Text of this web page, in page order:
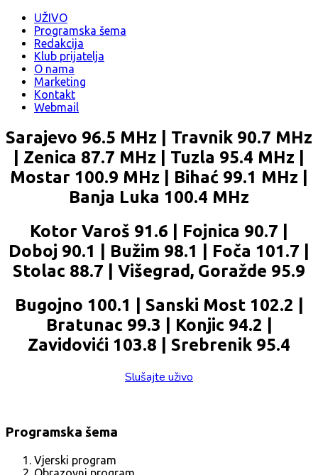
UŽIVO
Programska šema
Redakcija
Klub prijatelja
O nama
Marketing
Kontakt
Webmail
Sarajevo 96.5 MHz | Travnik 90.7 MHz
| Zenica 87.7 MHz | Tuzla 95.4 MHz |
Mostar 100.9 MHz | Bihać 99.1 MHz |
Banja Luka 100.4 MHz
Kotor Varoš 91.6 | Fojnica 90.7 |
Doboj 90.1 | Bužim 98.1 | Foča 101.7 |
Stolac 88.7 | Višegrad, Goražde 95.9
Bugojno 100.1 | Sanski Most 102.2 |
Bratunac 99.3 | Konjic 94.2 |
Zavidovići 103.8 | Srebrenik 95.4
Slušajte uživo
Programska šema
Vjerski program